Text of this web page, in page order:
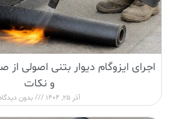
اجرای ایزوگام دیوار بتنی اصولی
و نکات
آذر 25, 1404 بدون